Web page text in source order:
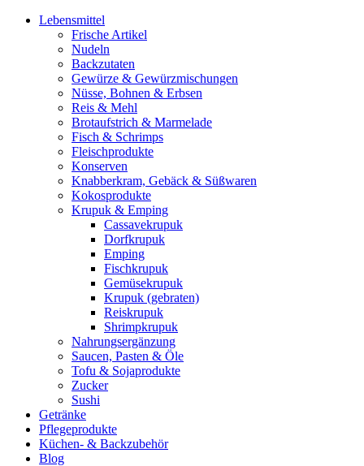
Lebensmittel
Frische Artikel
Nudeln
Backzutaten
Gewürze & Gewürzmischungen
Nüsse, Bohnen & Erbsen
Reis & Mehl
Brotaufstrich & Marmelade
Fisch & Schrimps
Fleischprodukte
Konserven
Knabberkram, Gebäck & Süßwaren
Kokosprodukte
Krupuk & Emping
Cassavekrupuk
Dorfkrupuk
Emping
Fischkrupuk
Gemüsekrupuk
Krupuk (gebraten)
Reiskrupuk
Shrimpkrupuk
Nahrungsergänzung
Saucen, Pasten & Öle
Tofu & Sojaprodukte
Zucker
Sushi
Getränke
Pflegeprodukte
Küchen- & Backzubehör
Blog